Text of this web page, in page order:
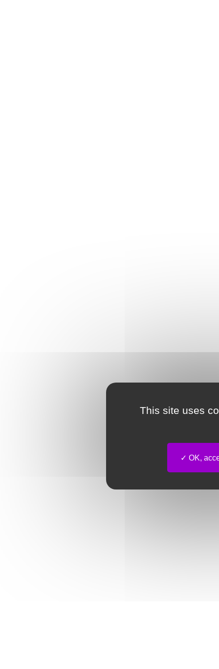
This site uses
OK,